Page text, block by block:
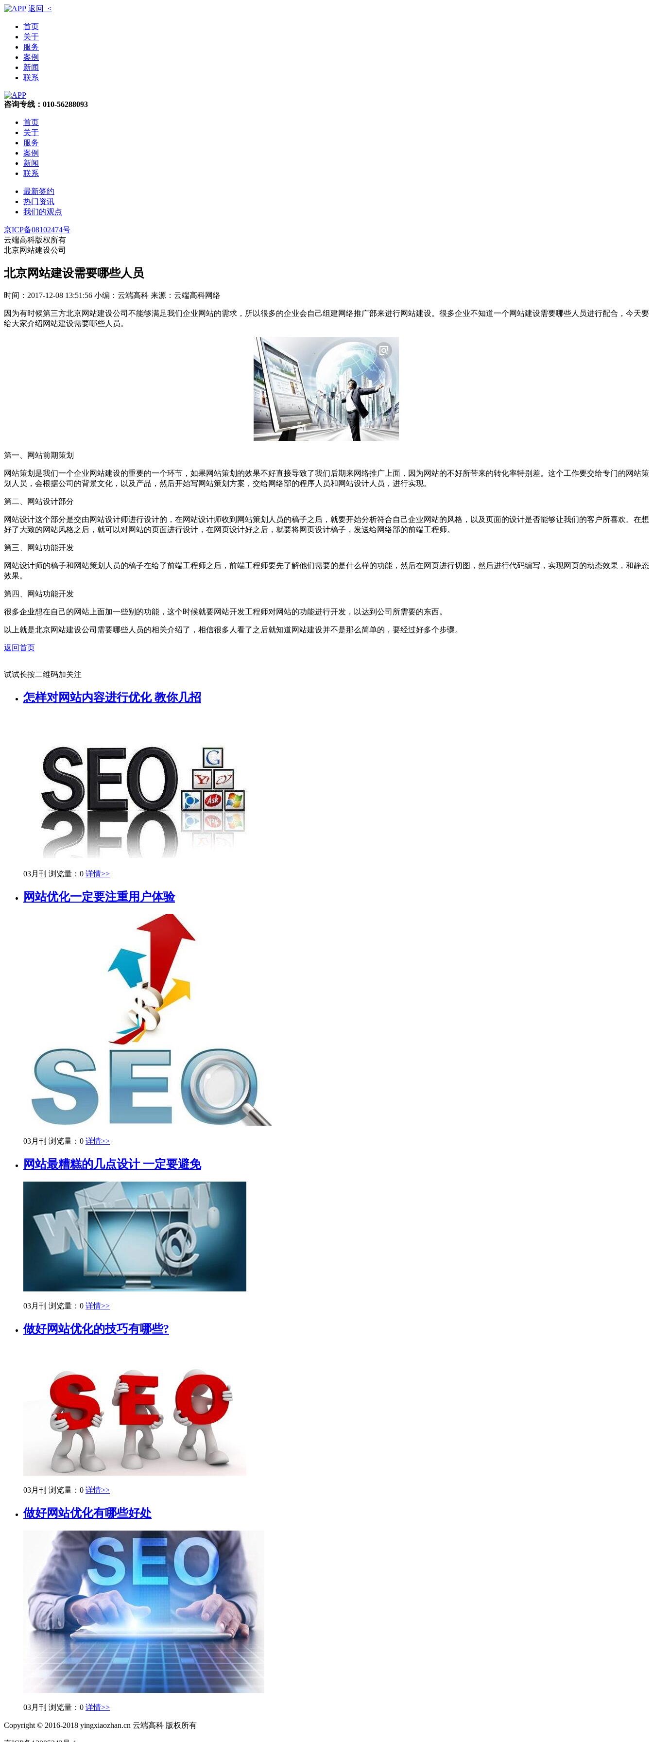
返回 <
首页
关于
服务
案例
新闻
联系
咨询专线：010-56288093
首页
关于
服务
案例
新闻
联系
最新签约
热门资讯
我们的观点
京ICP备08102474号
云端高科版权所有
北京网站建设公司
北京网站建设需要哪些人员
时间：2017-12-08 13:51:56 小编：云端高科 来源：云端高科网络
因为有时候第三方北京网站建设公司不能够满足我们企业网站的需求，所以很多的企业会自己组建网络推广部来进行网站建设。很多企业不知道一个网站建设需要哪些人员进行配合，今天要
给大家介绍网站建设需要哪些人员。
第一、网站前期策划
网站策划是我们一个企业网站建设的重要的一个环节，如果网站策划的效果不好直接导致了我们后期来网络推广上面，因为网站的不好所带来的转化率特别差。这个工作要交给专门的网站策
划人员，会根据公司的背景文化，以及产品，然后开始写网站策划方案，交给网络部的程序人员和网站设计人员，进行实现。
第二、网站设计部分
网站设计这个部分是交由网站设计师进行设计的，在网站设计师收到网站策划人员的稿子之后，就要开始分析符合自己企业网站的风格，以及页面的设计是否能够让我们的客户所喜欢。在想
好了大致的网站风格之后，就可以对网站的页面进行设计，在网页设计好之后，就要将网页设计稿子，发送给网络部的前端工程师。
第三、网站功能开发
网站设计师的稿子和网站策划人员的稿子在给了前端工程师之后，前端工程师要先了解他们需要的是什么样的功能，然后在网页进行切图，然后进行代码编写，实现网页的动态效果，和静态
效果。
第四、网站功能开发
很多企业想在自己的网站上面加一些别的功能，这个时候就要网站开发工程师对网站的功能进行开发，以达到公司所需要的东西。
以上就是北京网站建设公司需要哪些人员的相关介绍了，相信很多人看了之后就知道网站建设并不是那么简单的，要经过好多个步骤。
返回首页
试试长按二维码加关注
怎样对网站内容进行优化 教你几招
03月刊 浏览量：0 详情>>
网站优化一定要注重用户体验
03月刊 浏览量：0 详情>>
网站最糟糕的几点设计 一定要避免
03月刊 浏览量：0 详情>>
做好网站优化的技巧有哪些?
03月刊 浏览量：0 详情>>
做好网站优化有哪些好处
03月刊 浏览量：0 详情>>
Copyright © 2016-2018 yingxiaozhan.cn 云端高科 版权所有